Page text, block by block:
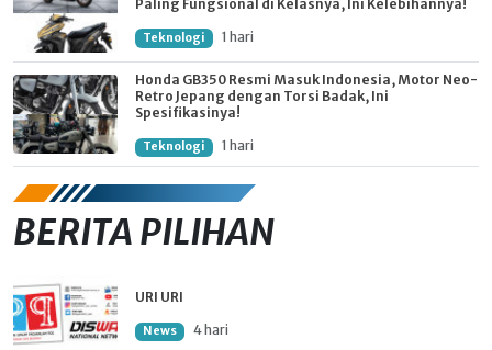
Paling Fungsional di Kelasnya, Ini Kelebihannya!
Teknologi 1 hari
Honda GB350 Resmi Masuk Indonesia, Motor Neo-
Retro Jepang dengan Torsi Badak, Ini
Spesifikasinya!
Teknologi 1 hari
BERITA PILIHAN
URI URI
News 4 hari